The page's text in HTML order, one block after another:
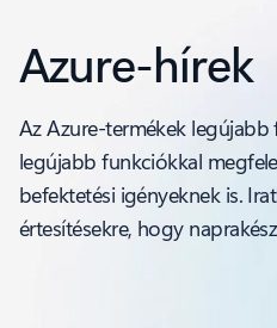
Azure-hírek
Az Azure-termékek legújabb
legújabb funkciókkal
befektetési igényeknek is.
értesítésekre, hogy